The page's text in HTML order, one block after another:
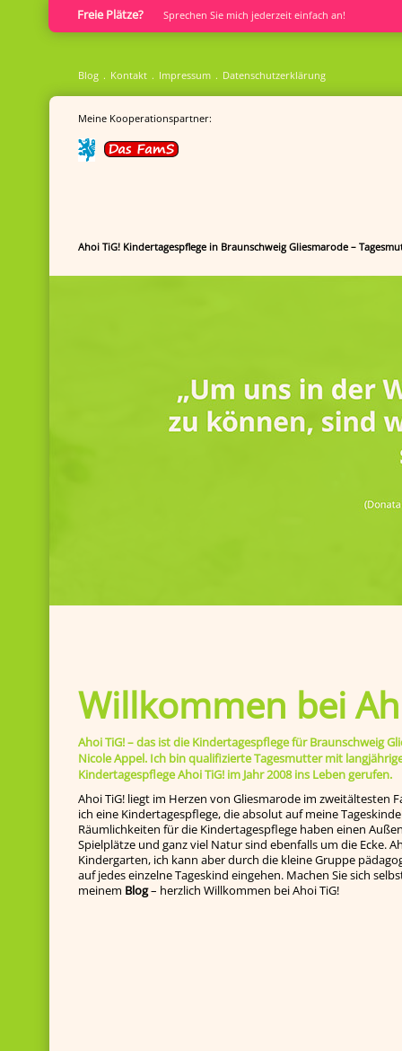
Freie Plätze? Sprech­en Sie mich jederzeit einfach an!
Blog Kontakt Impressum Datenschutzerklärung
Meine Kooperationspartner:
Ahoi TiG! Kindertagespflege in Braunschweig Gliesmarode –
Willkommen bei
Ahoi TiG! – das ist die Kindertagespflege für Braunschweig
Nicole Appel. Ich bin qualifizierte Tagesmutter mit
Kindertagespflege Ahoi TiG! im Jahr 2008 ins Leben gerufen.
Ahoi TiG! liegt im Herzen von Gliesmarode im zweitältesten
ich eine Kindertagespflege, die absolut auf meine
Räumlichkeiten für die Kindertagespflege haben einen
Spielplätze und ganz viel Natur sind ebenfalls um die Ecke.
Kindergarten, ich kann aber durch die kleine Gruppe
auf jedes einzelne Tageskind ein­gehen. Machen Sie sich
meinem Blog– herzlich Willkommen bei Ahoi TiG!